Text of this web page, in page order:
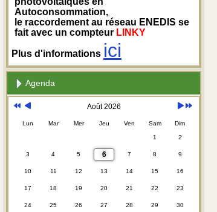
Autoconsommation,
le raccordement au réseau ENEDIS se
fait avec un compteur LINKY
Plus d'informations ici
Agenda
Août 2026
Lun Mar Mer Jeu Ven Sam Dim
1 2
3 4 5 6 7 8 9
10 11 12 13 14 15 16
17 18 19 20 21 22 23
24 25 26 27 28 29 30